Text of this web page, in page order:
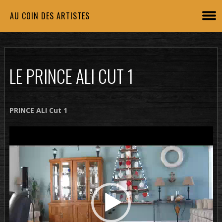
AU COIN DES ARTISTES
LE PRINCE ALI CUT 1
PRINCE ALI Cut 1
vidéo